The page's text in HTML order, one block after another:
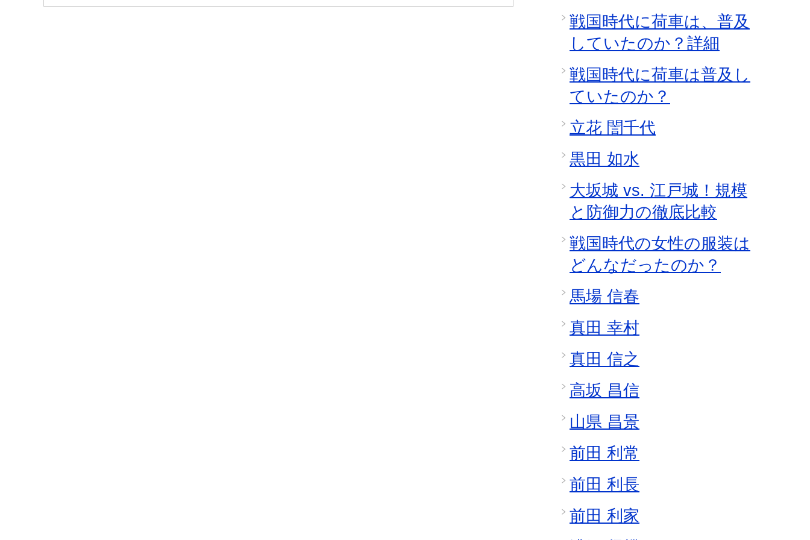
戦国時代に荷車は、普及
していたのか？詳細
戦国時代に荷車は普及し
ていたのか？
立花 誾千代
黒田 如水
大坂城 vs. 江戸城！規模
と防御力の徹底比較
戦国時代の女性の服装は
どんなだったのか？
馬場 信春
真田 幸村
真田 信之
高坂 昌信
山県 昌景
前田 利常
前田 利長
前田 利家